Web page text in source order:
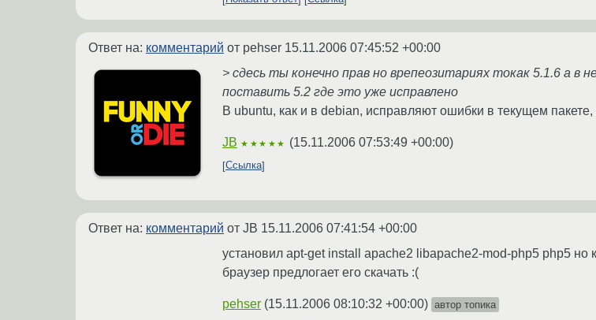
Ответ на: комментарий от pehser 15.11.2006 07:45:52 +00:00
> сдесь ты конечно прав но врепеозитариях токак 5.1.6 а
поставить 5.2 где это уже исправлено
В ubuntu, как и в debian, исправляют ошибки в текущем
JB ★★★★★ (15.11.2006 07:53:49 +00:00)
Ссылка
Ответ на: комментарий от JB 15.11.2006 07:41:54 +00:00
установил apt-get install apache2 libapache2-mod-php5 php5 но
браузер предлогает его скачать :(
pehser (15.11.2006 08:10:32 +00:00) автор топика